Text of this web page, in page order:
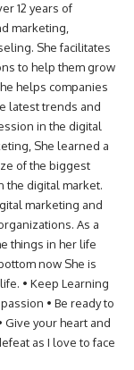
12 years of
marketing,
She facilitates
to help them grow
helps companies
latest trends and
in the digital
She learned a
of the biggest
the digital market.
marketing and
As a
things in her life
now She is
• Keep Learning
• Be ready to
Give your heart and
as I love to face